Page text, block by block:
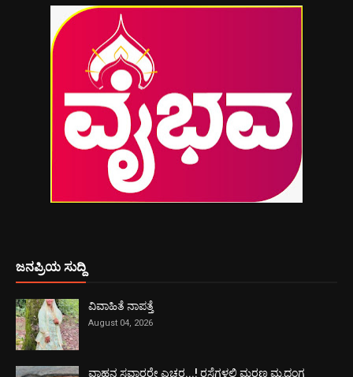
ಜನಪ್ರಿಯ ಸುದ್ದಿ
ವಿವಾಹಿತೆ ನಾಪತ್ತೆ
August 04, 2026
ವಾಹನ ಸವಾರರೇ ಎಚ್ಚರ...! ರಸ್ತೆಗಳಲ್ಲಿ ಮರಣ ಮೃದಂಗ